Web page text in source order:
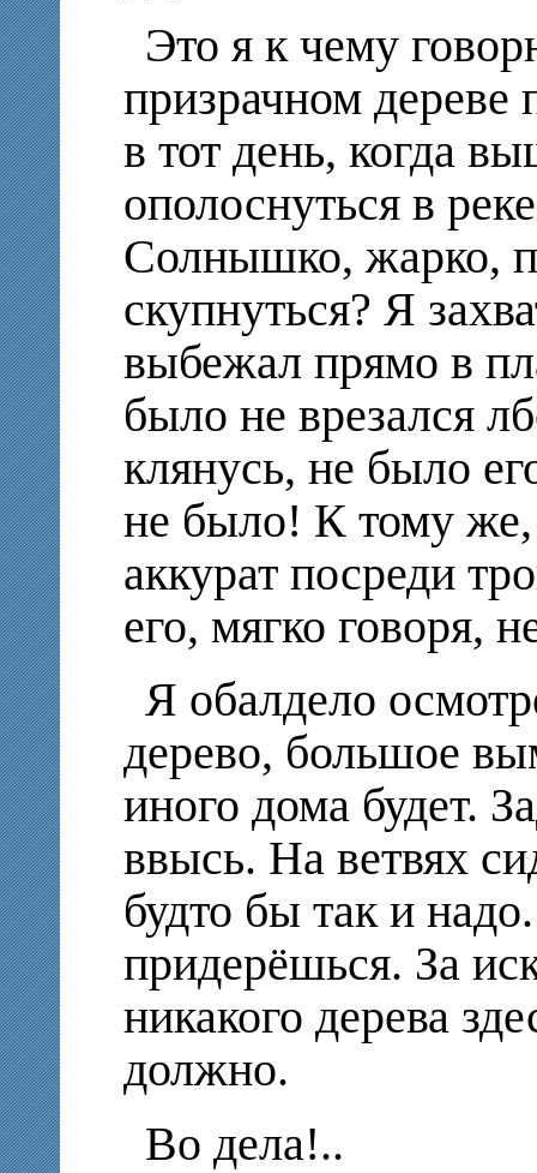
Это я к чему
призрачном
в тот день, когда
ополоснуться в
Солнышко, жарко,
скупнуться? Я
выбежал прямо в
было не врезался
клянусь, не было
не было! К тому же,
аккурат посреди
его, мягко говоря,
Я обалдело
дерево, большое
иного дома будет.
ввысь. На ветвях
будто бы так и
придерёшься. За
никакого дерева
должно.
Во дела!..